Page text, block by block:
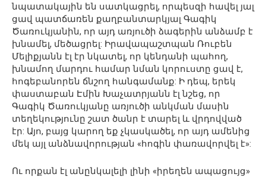
նպատակային են սատկացրել, որպեսզի հավել յալ
ցավ պատճառեն քաղբանտարկյալ Գագիկ
Ծառուկյանին, որ այդ առյուծի ձագերին անձամբ է
խնամել, մեծացրել: Իրավապաշտպան Ռուբեն
Մելիքյանն էլ էր նկատել, որ կենդանի պահող,
խնամող մարդու համար նման կորուստը ցավ է,
հոգեբանորեն ճնշող հանգամանք: Ի դեպ, երեկ
փաստաբան Էմին Խաչատրյանն էլ նշեց, որ
Գագիկ Ծառուկյանը առյուծի անկման մասին
տեղեկությունը շատ ծանր է տարել և վրդովված
էր: Այո, բայց կարող եք չկասկածել, որ այդ ամենից
մեկ այլ անձնավորության «հոգին փառավորվել է»:
Ու որքան էլ անընկալելի լինի «իրեղեն ապացույց»